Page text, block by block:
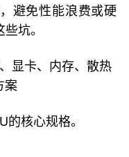
避免性能浪费或硬
坑。
核心规格。